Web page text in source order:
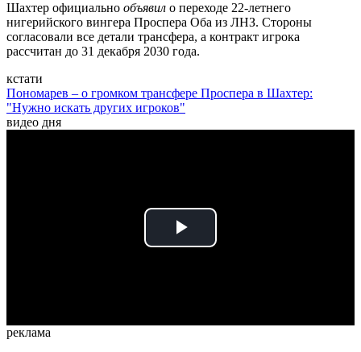
Шахтер официально объявил о переходе 22-летнего
нигерийского вингера Проспера Оба из ЛНЗ. Стороны
согласовали все детали трансфера, а контракт игрока
рассчитан до 31 декабря 2030 года.
кстати
Пономарев – о громком трансфере Проспера в Шахтер:
"Нужно искать других игроков"
видео дня
Play
реклама